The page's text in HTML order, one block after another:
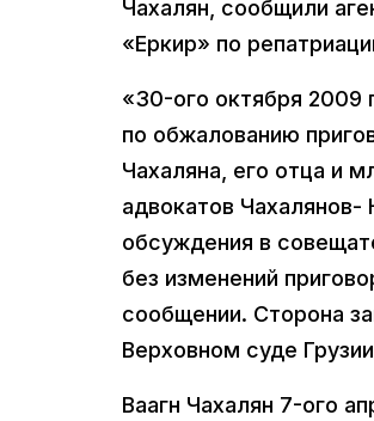
Чахалян, сообщили
«Еркир» по
«30-ого октября 2009
по обжалованию
Чахаляна, его отца и
адвокатов Чахалянов-
обсуждения в
без изменений
сообщении. Сторона
Верховном суде
Ваагн Чахалян 7-ого